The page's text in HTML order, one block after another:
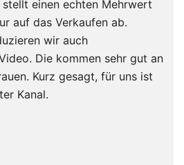
einen echten Mehrwert
auf das Verkaufen ab.
wir auch
Die kommen sehr gut an
Kurz gesagt, für uns ist
Kanal.